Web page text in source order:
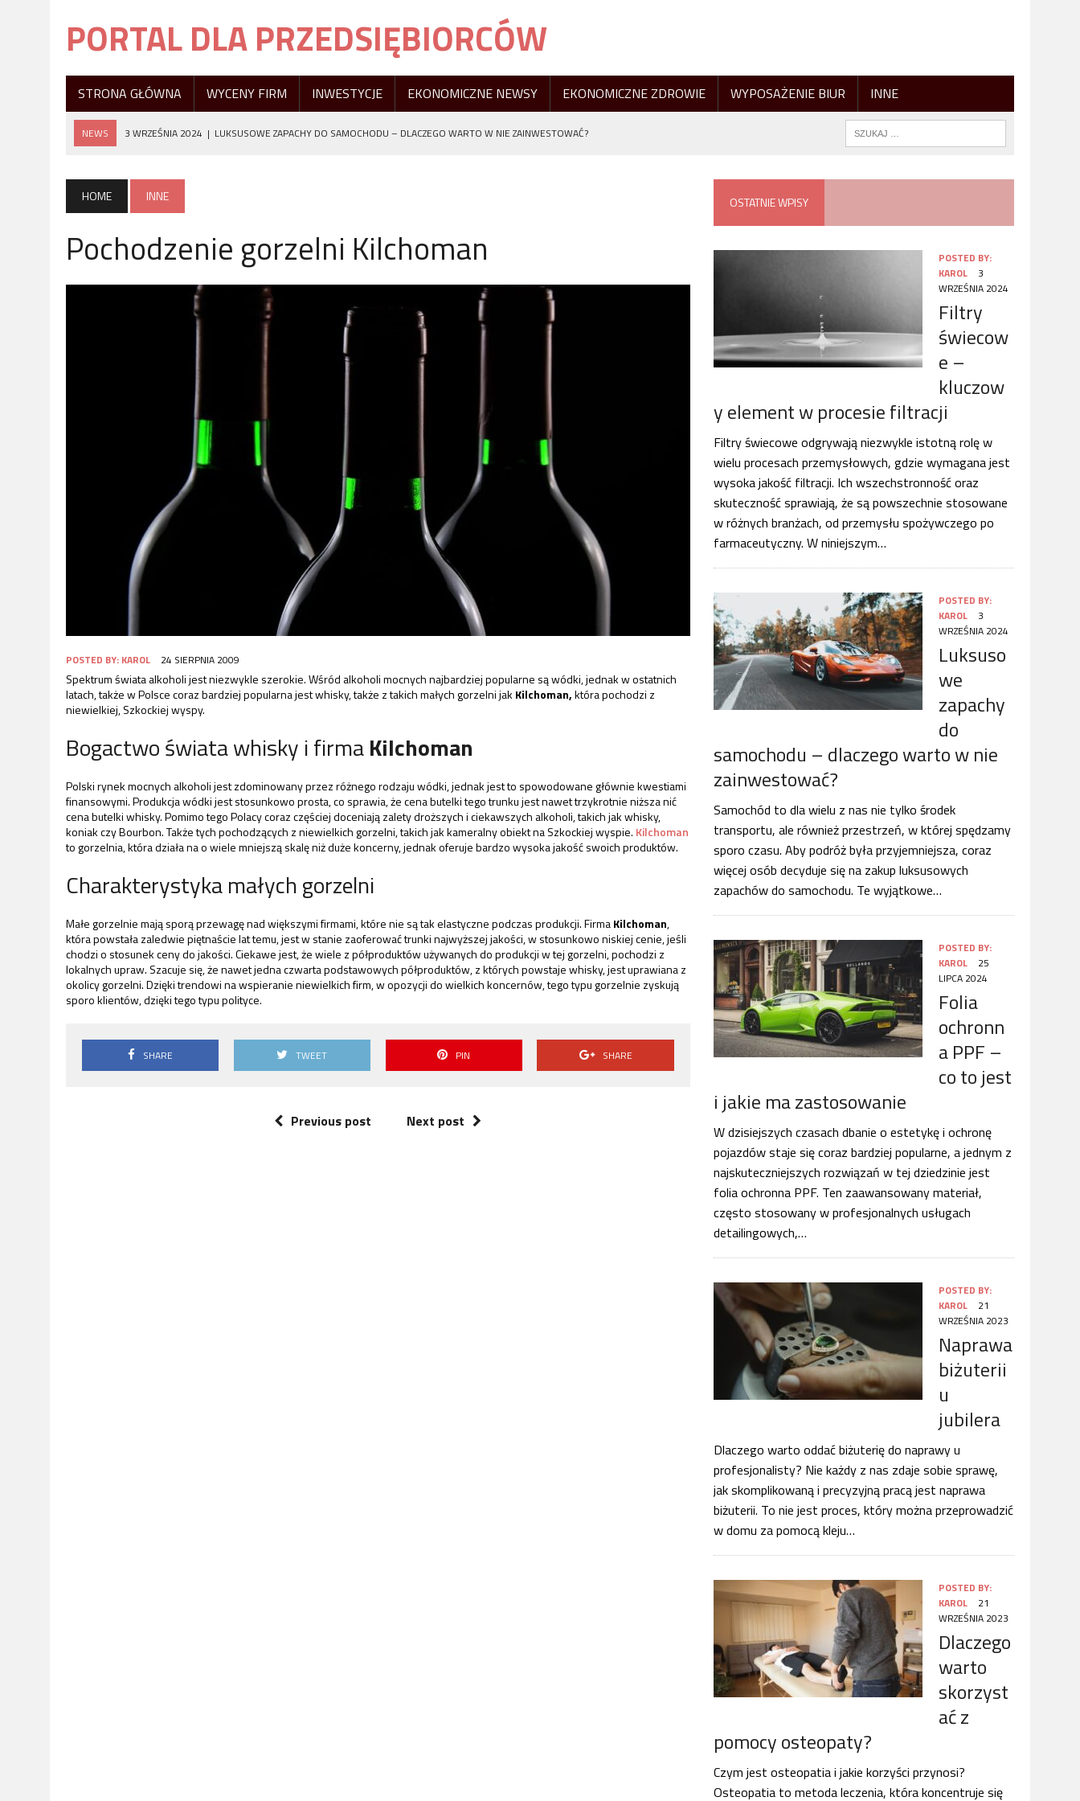
PORTAL DLA PRZEDSIĘBIORCÓW
STRONA GŁÓWNA WYCENY FIRM INWESTYCJE EKONOMICZNE NEWSY EKONOMICZNE ZDROWIE WYPOSAŻENIE BIUR INNE
NEWS 3 WRZEŚNIA 2024 | LUKSUSOWE ZAPACHY DO SAMOCHODU – DLACZEGO WARTO W NIE ZAINWESTOWAĆ?
21 WRZEŚNIA 2023 | DLACZEGO WARTO SKORZYSTAĆ Z POMOCY OSTEOPATY?
3 WRZEŚNIA 2024
FILTRY ŚWIECOWE – KLUCZOWY ELEMENT W PROCESIE FILTRACJI
HOME INNE
Pochodzenie gorzelni Kilchoman
POSTED BY: KAROL 24 SIERPNIA 2009
Spektrum świata alkoholi jest niezwykle szerokie. Wśród alkoholi mocnych najbardziej popularne są wódki, jednak w ostatnich
latach, także w Polsce coraz bardziej popularna jest whisky, także z takich małych gorzelni jak Kilchoman,która pochodzi z
niewielkiej, Szkockiej wyspy.
Bogactwo świata whisky i firmaKilchoman
Polski rynek mocnych alkoholi jest zdominowany przez różnego rodzaju wódki, jednak jest to spowodowane głównie kwestiami
finansowymi. Produkcja wódki jest stosunkowo prosta, co sprawia, że cena butelki tego trunku jest nawet trzykrotnie niższa nić
cena butelki whisky. Pomimo tego Polacy coraz częściej doceniają zalety droższych i ciekawszych alkoholi, takich jak whisky,
koniak czy Bourbon. Także tych pochodzących z niewielkich gorzelni, takich jak kameralny obiekt na Szkockiej wyspie. Kilchoman
to gorzelnia, która działa na o wiele mniejszą skalę niż duże koncerny, jednak oferuje bardzo wysoka jakość swoich produktów.
Charakterystyka małych gorzelni
Małe gorzelnie mają sporą przewagę nad większymi firmami, które nie są tak elastyczne podczas produkcji. FirmaKilchoman,
która powstała zaledwie piętnaście lat temu, jest w stanie zaoferować trunki najwyższej jakości, w stosunkowo niskiej cenie, jeśli
chodzi o stosunek ceny do jakości. Ciekawe jest, że wiele z półproduktów używanych do produkcji w tej gorzelni, pochodzi z
lokalnych upraw. Szacuje się, że nawet jedna czwarta podstawowych półproduktów, z których powstaje whisky, jest uprawiana z
okolicy gorzelni. Dzięki trendowi na wspieranie niewielkich firm, w opozycji do wielkich koncernów, tego typu gorzelnie zyskują
sporo klientów, dzięki tego typu polityce.
SHARE TWEET PIN SHARE
Previous post Next post
OSTATNIE WPISY
POSTED BY:
KAROL
3
WRZEŚNIA 2024
Filtry
świecow
e –
kluczow
y element w procesie filtracji
Filtry świecowe odgrywają niezwykle istotną rolę w
wielu procesach przemysłowych, gdzie wymagana jest
wysoka jakość filtracji. Ich wszechstronność oraz
skuteczność sprawiają, że są powszechnie stosowane
w różnych branżach, od przemysłu spożywczego po
farmaceutyczny. W niniejszym…
POSTED BY:
KAROL
3
WRZEŚNIA 2024
Luksuso
we
zapachy
do
samochodu – dlaczego warto w nie
zainwestować?
Samochód to dla wielu z nas nie tylko środek
transportu, ale również przestrzeń, w której spędzamy
sporo czasu. Aby podróż była przyjemniejsza, coraz
więcej osób decyduje się na zakup luksusowych
zapachów do samochodu. Te wyjątkowe…
POSTED BY:
KAROL
25
LIPCA 2024
Folia
ochronn
a PPF –
co to jest
i jakie ma zastosowanie
W dzisiejszych czasach dbanie o estetykę i ochronę
pojazdów staje się coraz bardziej popularne, a jednym z
najskuteczniejszych rozwiązań w tej dziedzinie jest
folia ochronna PPF. Ten zaawansowany materiał,
często stosowany w profesjonalnych usługach
detailingowych,…
POSTED BY:
KAROL
21
WRZEŚNIA 2023
Naprawa
biżuterii
u
jubilera
Dlaczego warto oddać biżuterię do naprawy u
profesjonalisty? Nie każdy z nas zdaje sobie sprawę,
jak skomplikowaną i precyzyjną pracą jest naprawa
biżuterii. To nie jest proces, który można przeprowadzić
w domu za pomocą kleju…
POSTED BY:
KAROL
21
WRZEŚNIA 2023
Dlaczego
warto
skorzyst
ać z
pomocy osteopaty?
Czym jest osteopatia i jakie korzyści przynosi?
Osteopatia to metoda leczenia, która koncentruje się